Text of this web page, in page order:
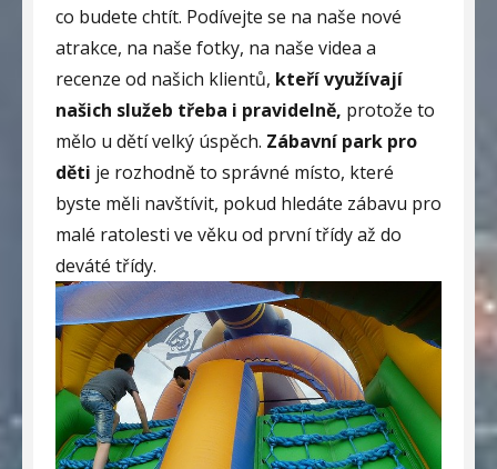
co budete chtít. Podívejte se na naše nové
atrakce, na naše fotky, na naše videa a
recenze od našich klientů, kteří využívají
našich služeb třeba i pravidelně, protože to
mělo u dětí velký úspěch. Zábavní park pro
děti je rozhodně to správné místo, které
byste měli navštívit, pokud hledáte zábavu pro
malé ratolesti ve věku od první třídy až do
deváté třídy.